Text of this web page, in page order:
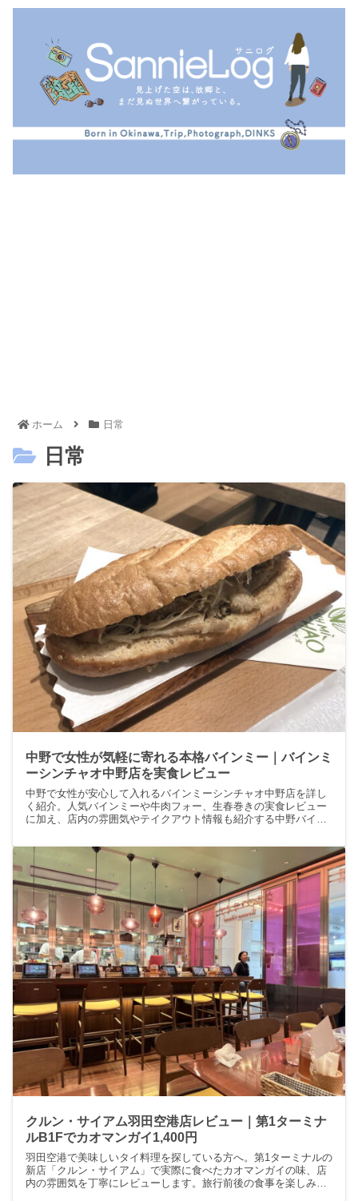
ホーム 日常
日常
中野で女性が気軽に寄れる本格バインミー｜バインミ
ーシンチャオ中野店を実食レビュー
中野で女性が安心して入れるバインミーシンチャオ中野店を詳し
く紹介。人気バインミーや牛肉フォー、生春巻きの実食レビュー
に加え、店内の雰囲気やテイクアウト情報も紹介する中野バイン
ですよ。
クルン・サイアム羽田空港店レビュー｜第1ターミナ
ルB1Fでカオマンガイ1,400円
羽田空港で美味しいタイ料理を探している方へ。第1ターミナルの
新店「クルン・サイアム」で実際に食べたカオマンガイの味、店
内の雰囲気を丁寧にレビューします。旅行前後の食事を楽しみた